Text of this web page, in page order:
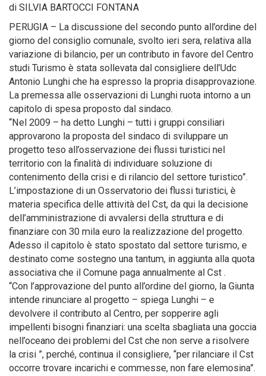
di SILVIA BARTOCCI FONTANA
PERUGIA – La discussione del secondo punto all’ordine del
giorno del consiglio comunale, svolto ieri sera, relativa alla
variazione di bilancio, per un contributo in favore del Centro
studi Turismo è stata sollevata dal consigliere dell’Udc
Antonio Lunghi che ha espresso la propria disapprovazione.
La premessa alle osservazioni di Lunghi ruota intorno a un
capitolo di spesa proposto dal sindaco.
“Nel 2009 – ha detto Lunghi – tutti i gruppi consiliari
approvarono la proposta del sindaco di sviluppare un
progetto teso all’osservazione dei flussi turistici nel
territorio con la finalità di individuare soluzione di
contenimento della crisi e di rilancio del settore turistico”.
L’impostazione di un Osservatorio dei flussi turistici, è
materia specifica delle attività del Cst, da qui la decisione
dell’amministrazione di avvalersi della struttura e di
finanziare con 30 mila euro la realizzazione del progetto.
Adesso il capitolo è stato spostato dal settore turismo, e
destinato come sostegno una tantum, in aggiunta alla quota
associativa che il Comune paga annualmente al Cst .
“Con l’approvazione del punto all’ordine del giorno, la Giunta
intende rinunciare al progetto – spiega Lunghi – e
devolvere il contributo al Centro, per sopperire agli
impellenti bisogni finanziari: una scelta sbagliata una goccia
nell’oceano dei problemi del Cst che non serve a risolvere
la crisi ”, perché, continua il consigliere, “per rilanciare il Cst
occorre trovare incarichi e commesse, non fare elemosina”.